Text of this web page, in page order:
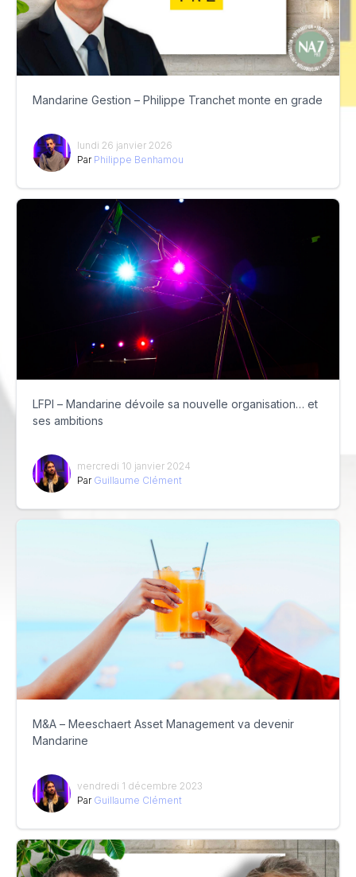
Mandarine Gestion – Philippe Tranchet monte en grade
lundi 26 janvier 2026
Par Philippe Benhamou
LFPI – Mandarine dévoile sa nouvelle organisation… et
ses ambitions
mercredi 10 janvier 2024
Par Guillaume Clément
M&A – Meeschaert Asset Management va devenir
Mandarine
vendredi 1 décembre 2023
Par Guillaume Clément